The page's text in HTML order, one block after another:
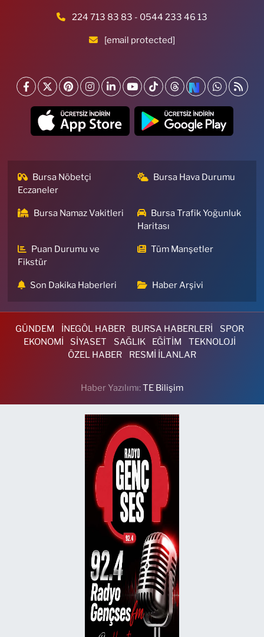
224 713 83 83 - 0544 233 46 13
[email protected]
Bursa Nöbetçi
Eczaneler
Bursa Hava Durumu
Bursa Namaz Vakitleri
Bursa Trafik Yoğunluk
Haritası
Puan Durumu ve
Fikstür
Tüm Manşetler
Son Dakika Haberleri Haber Arşivi
GÜNDEM İNEGÖL HABER BURSA HABERLERİ
SPOR
EKONOMİ
SİYASET SAĞLIK EĞİTİM
TEKNOLOJİ
ÖZEL HABER
RESMİ İLANLAR
Haber Yazılımı:TE Bilişim